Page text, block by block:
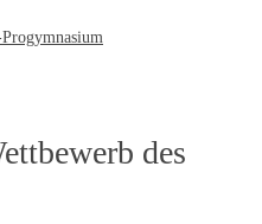
des